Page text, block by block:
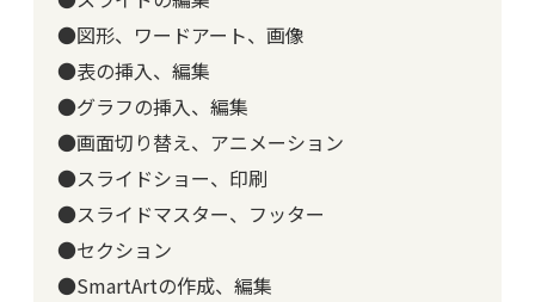
●図形、ワードアート、画像
●表の挿入、編集
●グラフの挿入、編集
●画面切り替え、アニメーション
●スライドショー、印刷
●スライドマスター、フッター
●セクション
●SmartArtの作成、編集